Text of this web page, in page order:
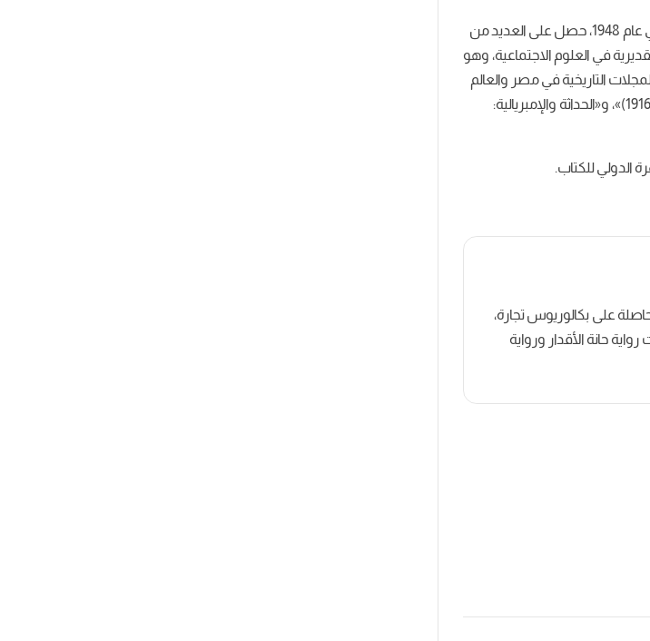
الدكتور أحمد زكريا الشِّلق، أستاذ التاريخ المصري الحديث والمعاصر، وُلِد في طنطا في عام 1948، حصل على العديد من
في العلوم الاجتماعية، وهو
التاريخية في مصر والعالم
العربي، ومن أهم كتبه: «حزب الأحرار الدستوريين»، و«العرب والدولة العثمانية (1516-1916)»، و«الحداثة والإمبريالية:
روائية وصحفية مصرية مواليد القاهرة نوفمبر١٩٩٩، حاصلة على بكالوريوس تجارة،
حانة الأقدار ورواية